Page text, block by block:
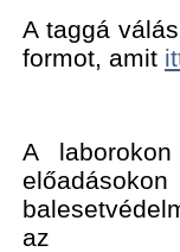
A taggá
formot, amit
A
az ﻿